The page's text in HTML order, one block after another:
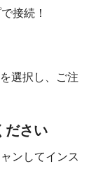
接続！
選択し、ご注
ださい
ンしてインス